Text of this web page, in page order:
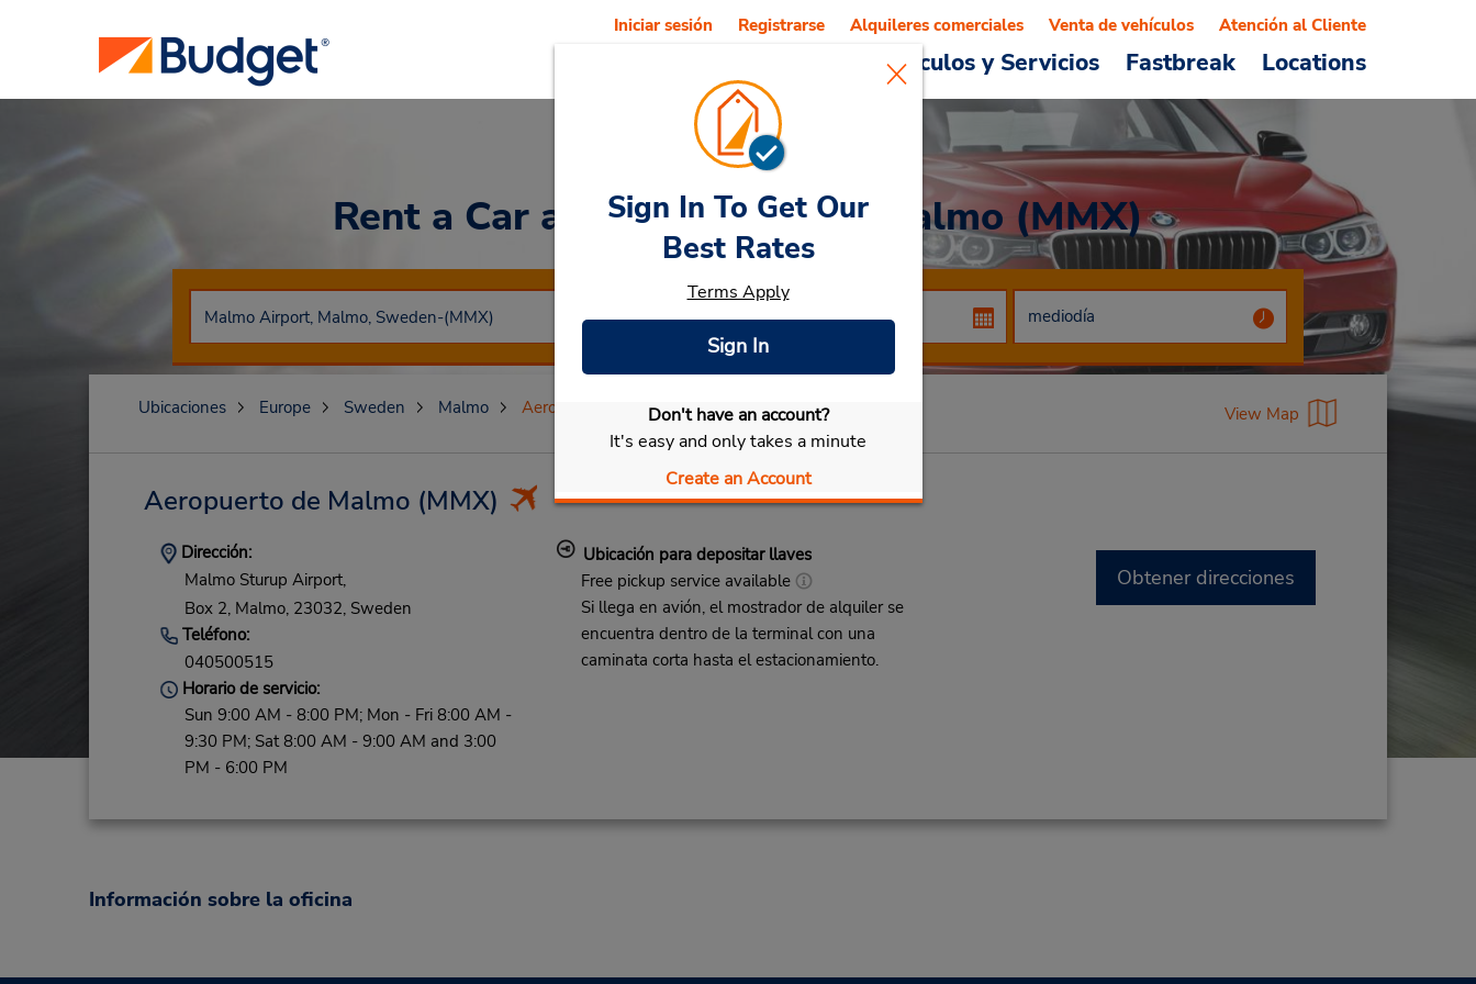
Vehículos y Servicios Fastbreak Locations
Iniciar sesión Registrarse Alquileres comerciales Venta de vehículos Atención al Cliente
Rent a Car at Aeropuerto de Malmo (MMX)
Seleccionar mi vehículo
Sign In To Get Our
Best Rates
Terms Apply
Sign In
Don't have an account?
It's easy and only takes a minute
Create an Account
Ubicaciones Europe Sweden Malmo Aeropuerto de Malmo View Map
Aeropuerto de Malmo (MMX)
Dirección:
Malmo Sturup Airport,
Box 2, Malmo, 23032, Sweden
Teléfono:
040500515
Horario de servicio:
Sun 9:00 AM - 8:00 PM; Mon - Fri 8:00 AM -
9:30 PM; Sat 8:00 AM - 9:00 AM and 3:00
PM - 6:00 PM
Ubicación para depositar llaves
Free pickup service available
Si llega en avión, el mostrador de alquiler se
encuentra dentro de la terminal con una
caminata corta hasta el estacionamiento.
Obtener direcciones
Información sobre la oficina